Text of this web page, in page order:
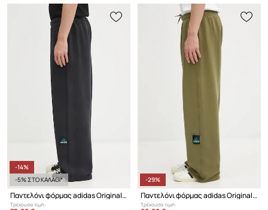
-14%
-5% ΣΤΟ ΚΑΛΑΘΙ*
Παντελόνι φόρμας adidas Originals EQT Swtpnt
Τρέχουσα τιμή:
-29%
Παντελόνι φόρμας adidas Originals EQT Swtpnt
Τρέχουσα τιμή: